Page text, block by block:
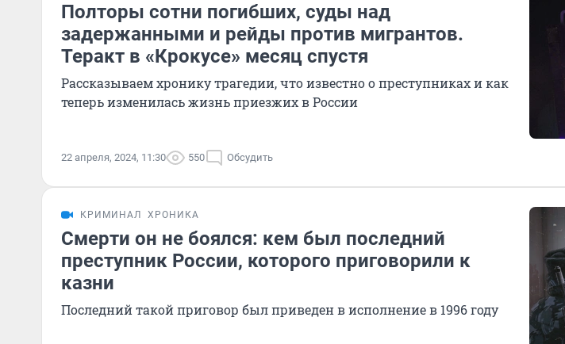
Полторы сотни погибших, суды над
задержанными и рейды против мигрантов.
Теракт в «Крокусе» месяц спустя
Рассказываем хронику трагедии, что известно о преступниках и как
теперь изменилась жизнь приезжих в России
22 апреля, 2024, 11:30 550 Обсудить
КРИМИНАЛ ХРОНИКА
Смерти он не боялся: кем был последний
преступник России, которого приговорили к
казни
Последний такой приговор был приведен в исполнение в 1996 году